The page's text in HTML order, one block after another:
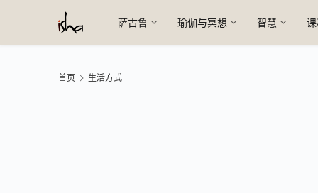
萨古鲁 瑜伽与冥想 智慧
首页 生活方式